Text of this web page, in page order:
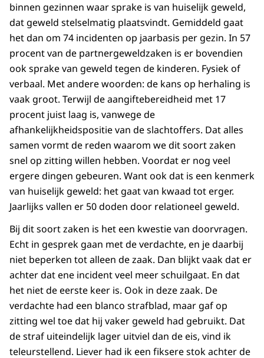
binnen gezinnen waar sprake is van huiselijk geweld,
dat geweld stelselmatig plaatsvindt. Gemiddeld gaat
het dan om 74 incidenten op jaarbasis per gezin. In 57
procent van de partnergeweldzaken is er bovendien
ook sprake van geweld tegen de kinderen. Fysiek of
verbaal. Met andere woorden: de kans op herhaling is
vaak groot. Terwijl de aangiftebereidheid met 17
procent juist laag is, vanwege de
afhankelijkheidspositie van de slachtoffers. Dat alles
samen vormt de reden waarom we dit soort zaken
snel op zitting willen hebben. Voordat er nog veel
ergere dingen gebeuren. Want ook dat is een kenmerk
van huiselijk geweld: het gaat van kwaad tot erger.
Jaarlijks vallen er 50 doden door relationeel geweld.
Bij dit soort zaken is het een kwestie van doorvragen.
Echt in gesprek gaan met de verdachte, en je daarbij
niet beperken tot alleen de zaak. Dan blijkt vaak dat er
achter dat ene incident veel meer schuilgaat. En dat
het niet de eerste keer is. Ook in deze zaak. De
verdachte had een blanco strafblad, maar gaf op
zitting wel toe dat hij vaker geweld had gebruikt. Dat
de straf uiteindelijk lager uitviel dan de eis, vind ik
teleurstellend. Liever had ik een fiksere stok achter de